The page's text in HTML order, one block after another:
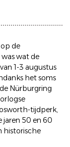
de
wat de
1-3 augustus
het soms
Nürburgring
tijdperk,
jaren 50 en 60
historische